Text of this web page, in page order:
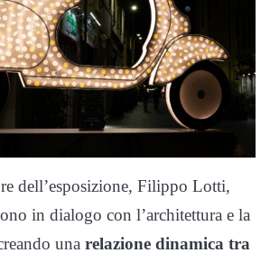
dell’esposizione, Filippo Lotti,
in dialogo con l’architettura e la
una relazione dinamica tra